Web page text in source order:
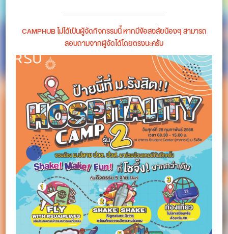
CAMPHUB ไม่ได้เป็นผู้จัดกิจกรรมนี้ หากมีข้อสงสัยน้องๆ สามารถ
สอบถามจากผู้จัดได้โดยตรงนะครับ